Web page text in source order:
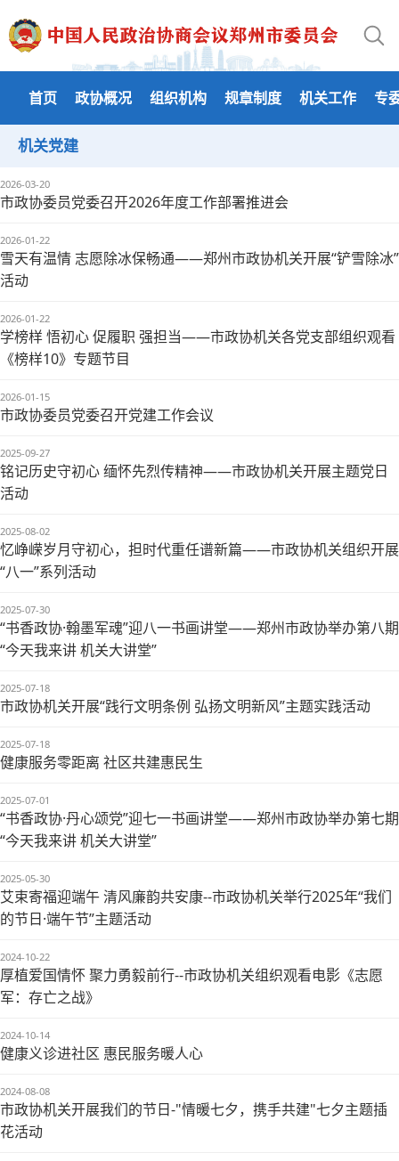
首页 政协概况 组织机构 规章制度 机关工作 专
机关党建
2026-03-20
市政协委员党委召开2026年度工作部署推进会
2026-01-22
雪天有温情 志愿除冰保畅通——郑州市政协机关开展“铲雪除冰”
活动
2026-01-22
学榜样 悟初心 促履职 强担当——市政协机关各党支部组织观看
《榜样10》专题节目
2026-01-15
市政协委员党委召开党建工作会议
2025-09-27
铭记历史守初心 缅怀先烈传精神——市政协机关开展主题党日
活动
2025-08-02
忆峥嵘岁月守初心，担时代重任谱新篇——市政协机关组织开展
“八一”系列活动
2025-07-30
“书香政协·翰墨军魂”迎八一书画讲堂——郑州市政协举办第八期
“今天我来讲 机关大讲堂”
2025-07-18
市政协机关开展“践行文明条例 弘扬文明新风”主题实践活动
2025-07-18
健康服务零距离 社区共建惠民生
2025-07-01
“书香政协·丹心颂党”迎七一书画讲堂——郑州市政协举办第七期
“今天我来讲 机关大讲堂”
2025-05-30
艾束寄福迎端午 清风廉韵共安康--市政协机关举行2025年“我们
的节日·端午节”主题活动
2024-10-22
厚植爱国情怀 聚力勇毅前行--市政协机关组织观看电影《志愿
军：存亡之战》
2024-10-14
健康义诊进社区 惠民服务暖人心
2024-08-08
市政协机关开展我们的节日-"情暖七夕，携手共建"七夕主题插
花活动